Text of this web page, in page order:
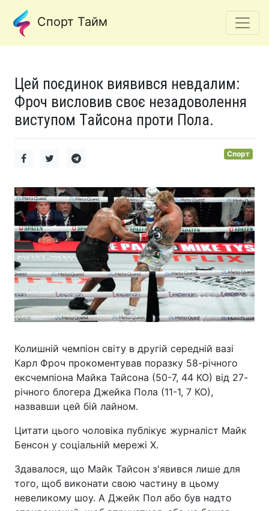
Спорт Тайм
Цей поєдинок виявився невдалим:
Фроч висловив своє незадоволення
виступом Тайсона проти Пола.
Спорт
Колишній чемпіон світу в другій середній вазі
Карл Фроч прокоментував поразку 58-річного
ексчемпіона Майка Тайсона (50-7, 44 КО) від 27-
річного блогера Джейка Пола (11-1, 7 КО),
назвавши цей бій лайном.
Цитати цього чоловіка публікує журналіст Майк
Бенсон у соціальній мережі Х.
Здавалося, що Майк Тайсон з'явився лише для
того, щоб виконати свою частину в цьому
невеликому шоу. А Джейк Пол або був надто